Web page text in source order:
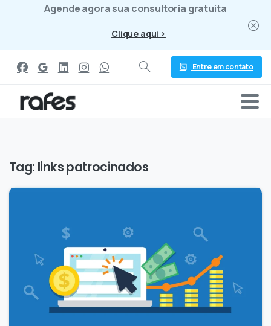
Agende agora sua consultoria gratuita
Clique aqui >
Entre em contato
Tag: links patrocinados
0